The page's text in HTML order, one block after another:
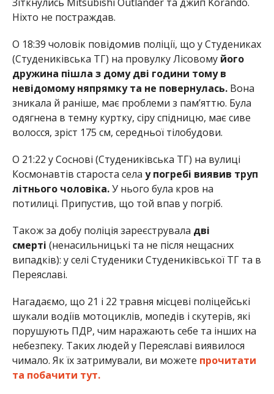
Ніхто не постраждав.
О 18:39 чоловік повідомив поліції, що у Студениках
(Студениківська ТГ) на провулку Лісовомуйого
дружина пішла з дому дві години тому в
невідомому няпрямку та не повернулась. Вона
зникала й раніше, має проблеми з пам’яттю. Була
одягнена в темну куртку, сіру спідницю, має сиве
волосся, зріст 175 см, середньої тілобудови.
О 21:22 у Соснові (Студениківська ТГ) на вулиці
Космонавтів староста села у погребі виявив труп
літнього чоловіка.У нього була кров на
потилиці. Припустив, що той впав у погріб.
Також за добу поліція зареєструвала дві
смерті (ненасильницькі та не після нещасних
випадків): у селі Студеники Студениківської ТГ та в
Переяславі.
Нагадаємо, що 21 і 22 травня місцеві поліцейські
шукали водіїв мотоциклів, мопедів і скутерів, які
порушують ПДР, чим наражають себе та інших на
небезпеку. Таких людей у Переяславі виявилося
чимало. Як їх затримували, ви можете прочитати
та побачити тут.